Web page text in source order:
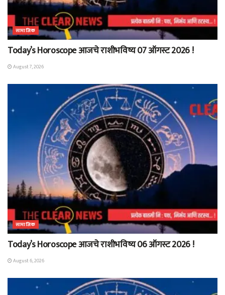
सामाजिक
Today’s Horoscope आजचे राशीभविष्य 07 ऑगस्ट 2026 !
August 7, 2026
सामाजिक
Today’s Horoscope आजचे राशीभविष्य 06 ऑगस्ट 2026 !
August 6, 2026